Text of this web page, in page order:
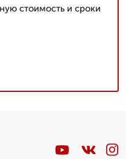
стоимость и сроки